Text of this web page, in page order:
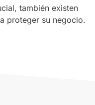
también existen
proteger su negocio.